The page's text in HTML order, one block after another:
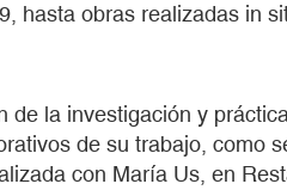
hasta obras realizadas in
de la investigación y
de su trabajo, como
con María Us, en